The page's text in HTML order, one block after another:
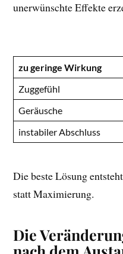
unerwünschte Effekte
zu geringe Wirkung
Zuggefühl
Geräusche
instabiler Abschluss
Die beste Lösung
statt Maximierung.
Die